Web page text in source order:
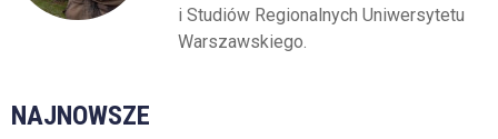
i Studiów Regionalnych Uniwersytetu
Warszawskiego.
NAJNOWSZE